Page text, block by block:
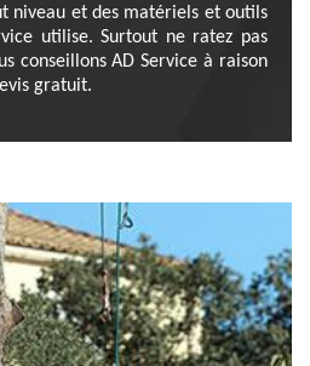
niveau et des matériels et outils
utilise. Surtout ne ratez pas
conseillons AD Service à raison
gratuit.